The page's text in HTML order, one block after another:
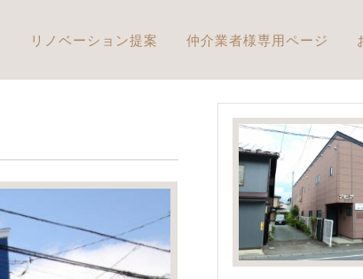
リノベーション提案 仲介業者様専用ページ